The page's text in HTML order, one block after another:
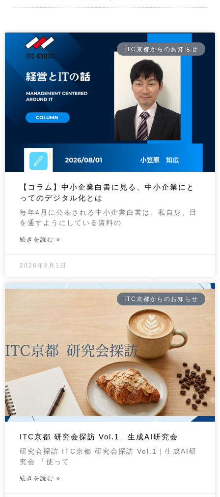
ITC京都からのお知らせ
【コラム】中小企業白書に見る、中小企業にと
ってのデジタル化とは
毎年4月に公表される中小企業白書は、私自身、目
を通すようにしている資料の
続きを読む »
2026年8月1日
ITC京都からのお知らせ
ITC京都 研究会探訪 Vol.1｜生成AI研究会
研究会探訪 ITC京都 研究会探訪 Vol.1｜生成AI研
究会 「使って
続きを読む »